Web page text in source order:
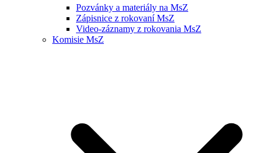
Pozvánky a materiály na MsZ
Zápisnice z rokovaní MsZ
Video-záznamy z rokovania MsZ
Komisie MsZ